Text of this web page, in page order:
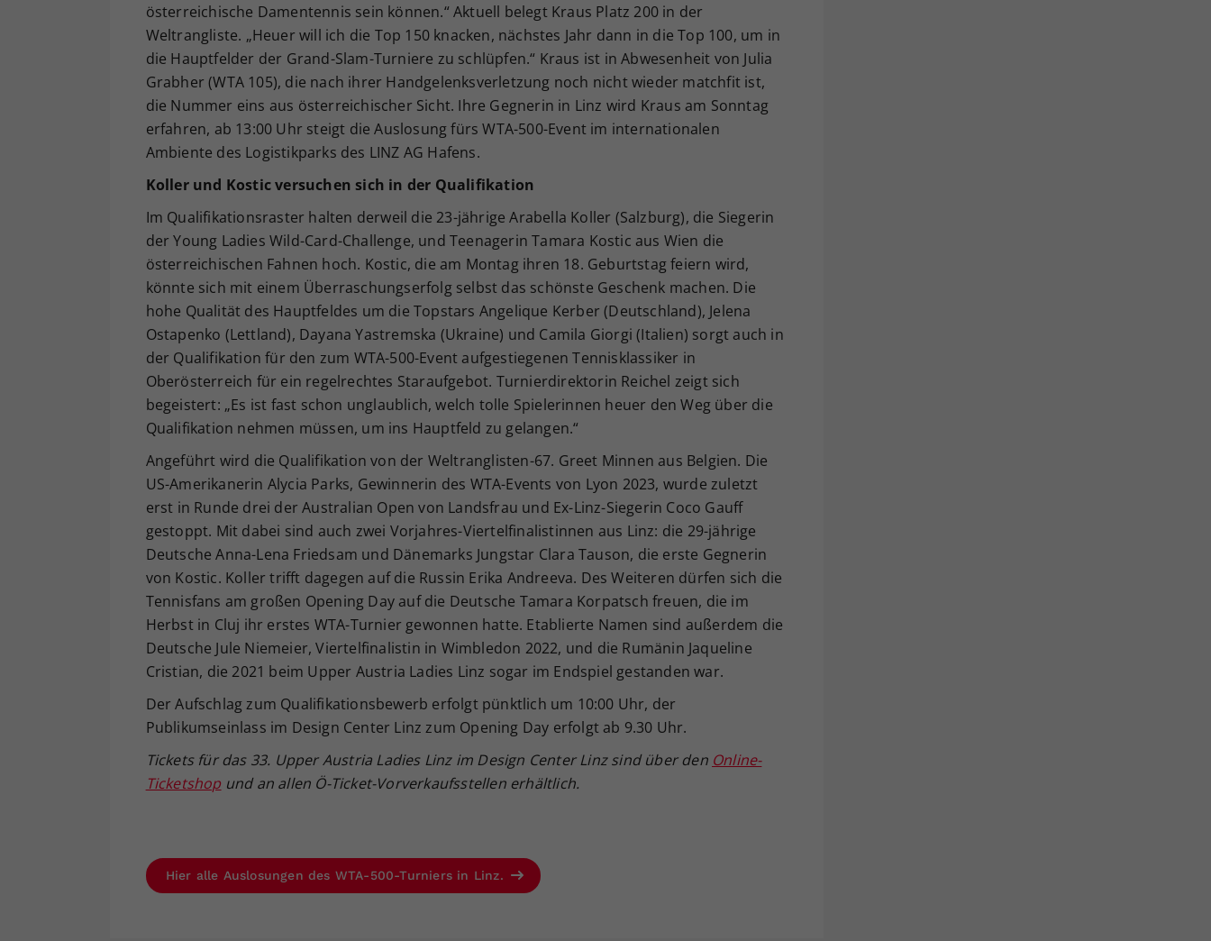
österreichische Damentennis sein können.“ Aktuell belegt Kraus Platz 200 in der
Weltrangliste. „Heuer will ich die Top 150 knacken, nächstes Jahr dann in die Top 100, um in
die Hauptfelder der Grand-Slam-Turniere zu schlüpfen.“ Kraus ist in Abwesenheit von Julia
Grabher (WTA 105), die nach ihrer Handgelenksverletzung noch nicht wieder matchfit ist,
die Nummer eins aus österreichischer Sicht. Ihre Gegnerin in Linz wird Kraus am Sonntag
erfahren, ab 13:00 Uhr steigt die Auslosung fürs WTA-500-Event im internationalen
Ambiente des Logistikparks des LINZ AG Hafens.
Koller und Kostic versuchen sich in der Qualifikation
Im Qualifikationsraster halten derweil die 23-jährige Arabella Koller (Salzburg), die Siegerin
der Young Ladies Wild-Card-Challenge, und Teenagerin Tamara Kostic aus Wien die
österreichischen Fahnen hoch. Kostic, die am Montag ihren 18. Geburtstag feiern wird,
könnte sich mit einem Überraschungserfolg selbst das schönste Geschenk machen. Die
hohe Qualität des Hauptfeldes um die Topstars Angelique Kerber (Deutschland), Jelena
Ostapenko (Lettland), Dayana Yastremska (Ukraine) und Camila Giorgi (Italien) sorgt auch in
der Qualifikation für den zum WTA-500-Event aufgestiegenen Tennisklassiker in
Oberösterreich für ein regelrechtes Staraufgebot. Turnierdirektorin Reichel zeigt sich
begeistert: „Es ist fast schon unglaublich, welch tolle Spielerinnen heuer den Weg über die
Qualifikation nehmen müssen, um ins Hauptfeld zu gelangen.“
Angeführt wird die Qualifikation von der Weltranglisten-67. Greet Minnen aus Belgien. Die
US-Amerikanerin Alycia Parks, Gewinnerin des WTA-Events von Lyon 2023, wurde zuletzt
erst in Runde drei der Australian Open von Landsfrau und Ex-Linz-Siegerin Coco Gauff
gestoppt. Mit dabei sind auch zwei Vorjahres-Viertelfinalistinnen aus Linz: die 29-jährige
Deutsche Anna-Lena Friedsam und Dänemarks Jungstar Clara Tauson, die erste Gegnerin
von Kostic. Koller trifft dagegen auf die Russin Erika Andreeva. Des Weiteren dürfen sich die
Tennisfans am großen Opening Day auf die Deutsche Tamara Korpatsch freuen, die im
Herbst in Cluj ihr erstes WTA-Turnier gewonnen hatte. Etablierte Namen sind außerdem die
Deutsche Jule Niemeier, Viertelfinalistin in Wimbledon 2022, und die Rumänin Jaqueline
Cristian, die 2021 beim Upper Austria Ladies Linz sogar im Endspiel gestanden war.
Der Aufschlag zum Qualifikationsbewerb erfolgt pünktlich um 10:00 Uhr, der
Publikumseinlass im Design Center Linz zum Opening Day erfolgt ab 9.30 Uhr.
Tickets für das 33. Upper Austria Ladies Linz im Design Center Linz sind über den Online-
Ticketshop und an allen Ö-Ticket-Vorverkaufsstellen erhältlich.
Hier alle Auslosungen des WTA-500-Turniers in Linz.